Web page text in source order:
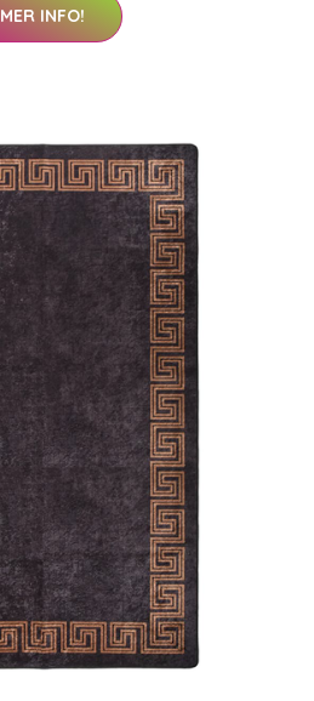
MER INFO!